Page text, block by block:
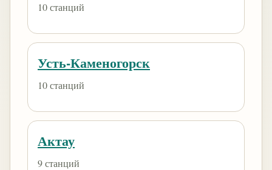
10 станций
Усть-Каменогорск
10 станций
Актау
9 станций